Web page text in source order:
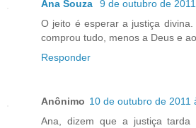
Ana Souza
9 de outubro de
O jeito é esperar a justiça
comprou tudo, menos a Deus e
Responder
Anônimo 10 de outubro de 2011
Ana, dizem que a justiça tarda